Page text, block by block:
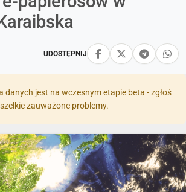
UDOSTĘPNIJ
danych jest na wczesnym etapie beta - zgłoś
zauważone problemy.